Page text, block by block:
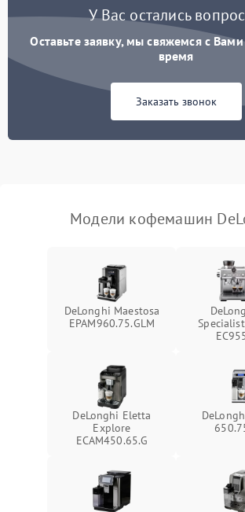
У Вас остались
Оставьте заявку, мы свяжемся с
время
Заказать звонок
Модели кофемашин
DeLonghi Maestosa
EPAM960.75.GLM
DeLonghi Eletta
Explore
ECAM450.65.G